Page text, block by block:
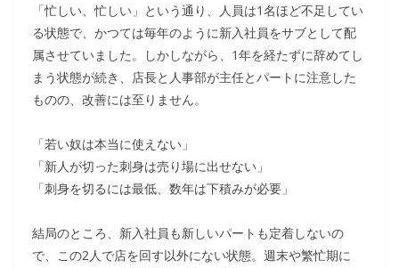
「忙しい、忙しい」という通り、人員は1名ほど不足してい
る状態で、かつては毎年のように新入社員をサブとして配
属させていました。しかしながら、1年を経たずに辞めてし
まう状態が続き、店長と人事部が主任とパートに注意した
ものの、改善には至りません。
「若い奴は本当に使えない」
「新人が切った刺身は売り場に出せない」
「刺身を切るには最低、数年は下積みが必要」
結局のところ、新入社員も新しいパートも定着しないの
で、この2人で店を回す以外にない状態。週末や繁忙期に